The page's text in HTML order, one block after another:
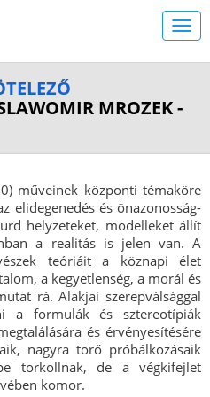
MROZEK -
műveinek központi témaköre
elidegenedés és önazonosság-
helyzeteket, modelleket állít
a realitás is jelen van. A
teóriáit a köznapi élet
a kegyetlenség, a morál és
rá. Alakjai szerepválsággal
a formulák és sztereotípiák
és érvényesítésére
nagyra törő próbálkozásaik
torkollnak, de a végkifejlet
komor.